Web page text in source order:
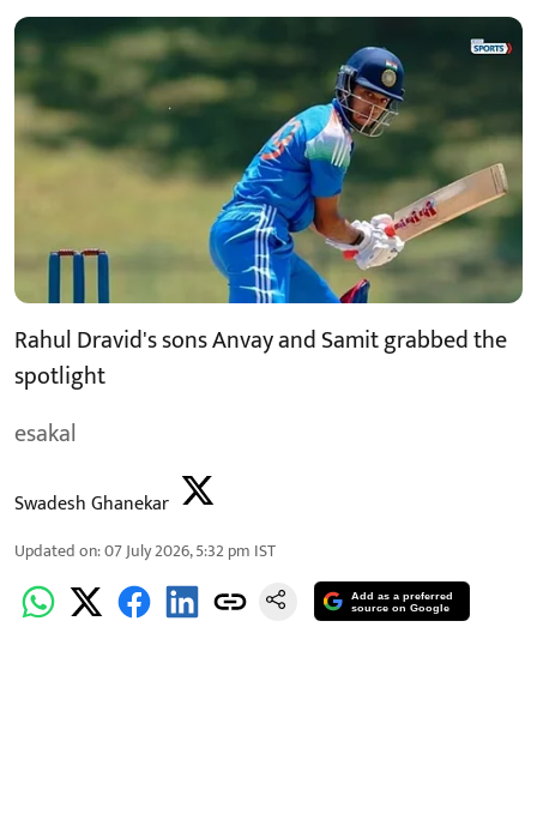
Rahul Dravid's sons Anvay and Samit grabbed the
spotlight
esakal
Swadesh Ghanekar
Updated on:07 July 2026, 5:32 pm IST
Add as a preferred
source on Google